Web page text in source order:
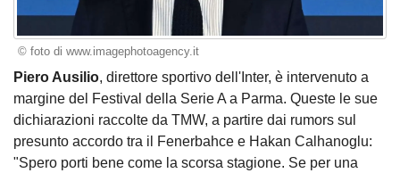
© foto di www.imagephotoagency.it
Piero Ausilio, direttore sportivo dell'Inter, è intervenuto a
margine del Festival della Serie A a Parma. Queste le sue
dichiarazioni raccolte da TMW, a partire dai rumors sul
presunto accordo tra il Fenerbahce e Hakan Calhanoglu:
"Spero porti bene come la scorsa stagione. Se per una